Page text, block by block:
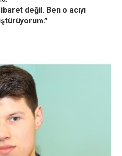
değil. Ben o acıyı